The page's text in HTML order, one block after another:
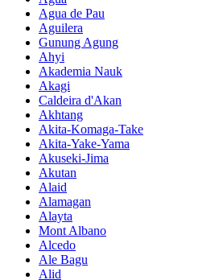
Agua de Pau
Aguilera
Gunung Agung
Ahyi
Akademia Nauk
Akagi
Caldeira d'Akan
Akhtang
Akita-Komaga-Take
Akita-Yake-Yama
Akuseki-Jima
Akutan
Alaid
Alamagan
Alayta
Mont Albano
Alcedo
Ale Bagu
Alid